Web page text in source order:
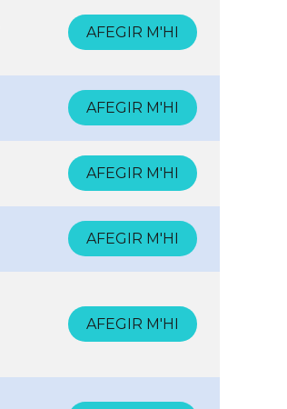
AFEGIR M'HI
AFEGIR M'HI
AFEGIR M'HI
AFEGIR M'HI
AFEGIR M'HI